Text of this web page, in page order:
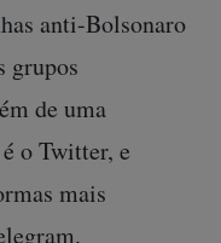
anti-Bolsonaro
grupos
de uma
o Twitter, e
mais